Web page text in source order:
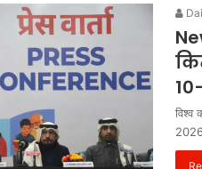
विश्व